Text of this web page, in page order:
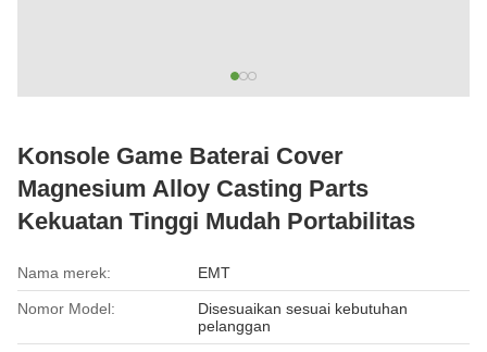
Konsole Game Baterai Cover
Magnesium Alloy Casting Parts
Kekuatan Tinggi Mudah Portabilitas
Nama merek: EMT
Nomor Model:
Disesuaikan sesuai kebutuhan
pelanggan